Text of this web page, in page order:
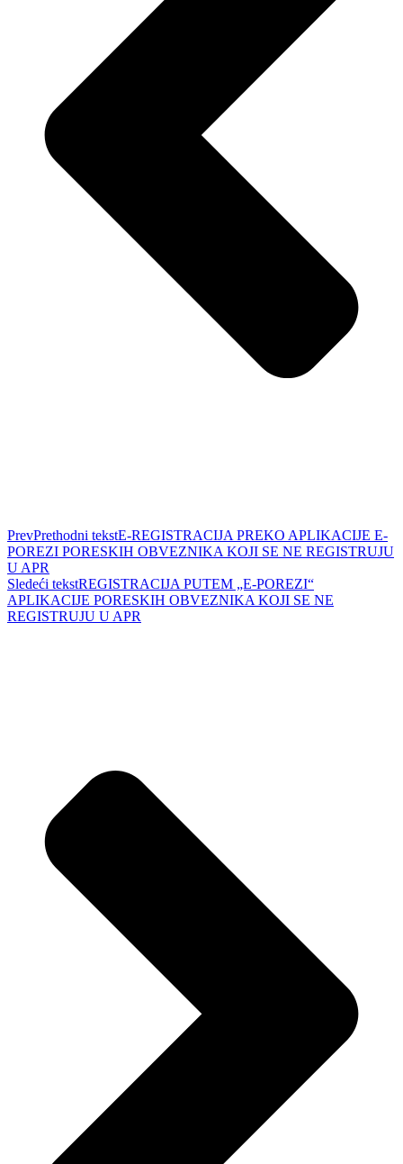
PrevPrethodni tekstE-REGISTRACIJA PREKO APLIKACIJE E-
POREZI PORESKIH OBVEZNIKA KOJI SE NE REGISTRUJU
U APR
Sledeći tekstREGISTRACIJA PUTEM „E-POREZI“
APLIKACIJE PORESKIH OBVEZNIKA KOJI SE NE
REGISTRUJU U APR